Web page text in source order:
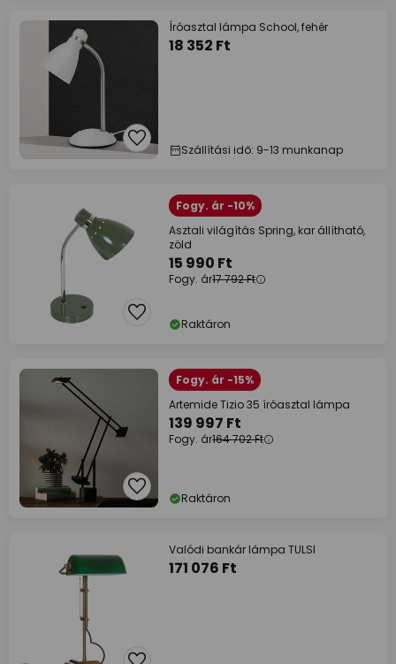
Íróasztal lámpa School, fehér
18 352 Ft
Szállítási idő: 9-13 munkanap
Fogy. ár -10%
Asztali világítás Spring, kar állítható,
zöld
15 990 Ft
Fogy. ár17 792 Ft
Raktáron
Fogy. ár -15%
Artemide Tizio 35 íróasztal lámpa
139 997 Ft
Fogy. ár164 702 Ft
Raktáron
Valódi bankár lámpa TULSI
171 076 Ft